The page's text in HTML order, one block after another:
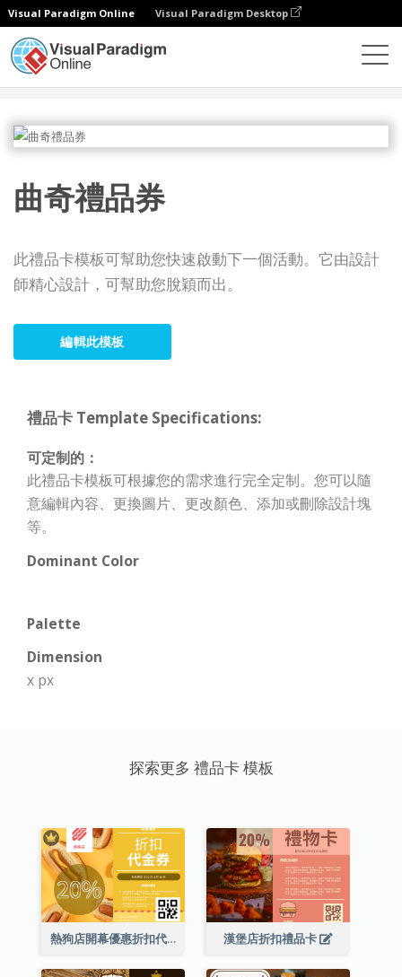
Visual Paradigm Online Visual Paradigm Desktop
曲奇禮品券
此禮品卡模板可幫助您快速啟動下一個活動。它由設計
師精心設計，可幫助您脫穎而出。
編輯此模板
禮品卡 Template Specifications:
可定制的：
此禮品卡模板可根據您的需求進行完全定制。您可以隨
意編輯內容、更換圖片、更改顏色、添加或刪除設計塊
等。
Dominant Color
Palette
Dimension
x px
探索更多 禮品卡 模板
熱狗店開幕優惠折扣代金券 漢堡店折扣禮品卡